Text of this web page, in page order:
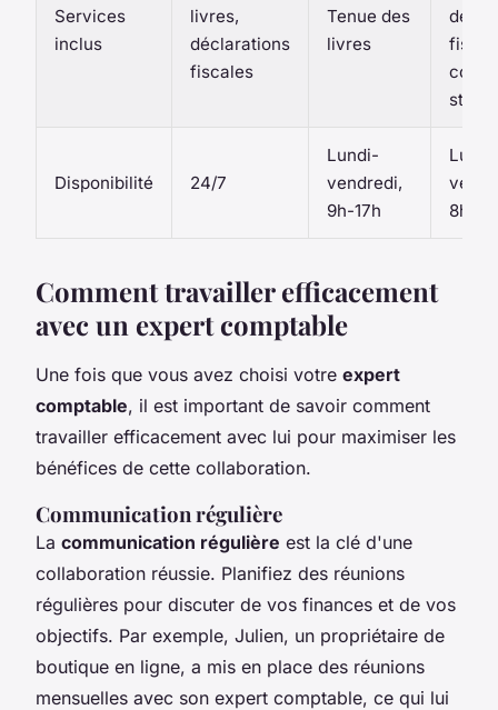
Services
inclus
livres,
déclarations
fiscales
Tenue des
livres
Disponibilité 24/7
Lundi-
vendredi,
9h-17h
8h-
Comment travailler efficacement
avec un expert comptable
Une fois que vous avez choisi votre expert
comptable, il est important de savoir comment
travailler efficacement avec lui pour maximiser les
bénéfices de cette collaboration.
Communication régulière
La communication régulière est la clé d'une
collaboration réussie. Planifiez des réunions
régulières pour discuter de vos finances et de vos
objectifs. Par exemple, Julien, un propriétaire de
boutique en ligne, a mis en place des réunions
mensuelles avec son expert comptable, ce qui lui